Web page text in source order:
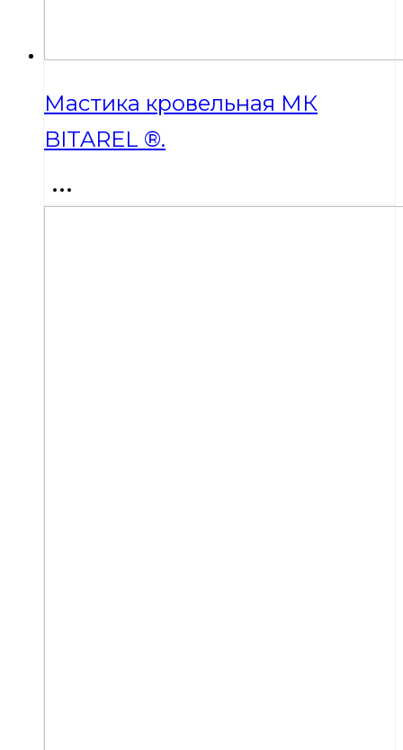
Мастика кровельная МК
BITAREL ®.